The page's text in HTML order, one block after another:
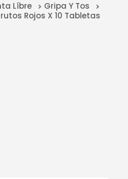
Líbre
Gripa Y Tos
Rojos X 10 Tabletas